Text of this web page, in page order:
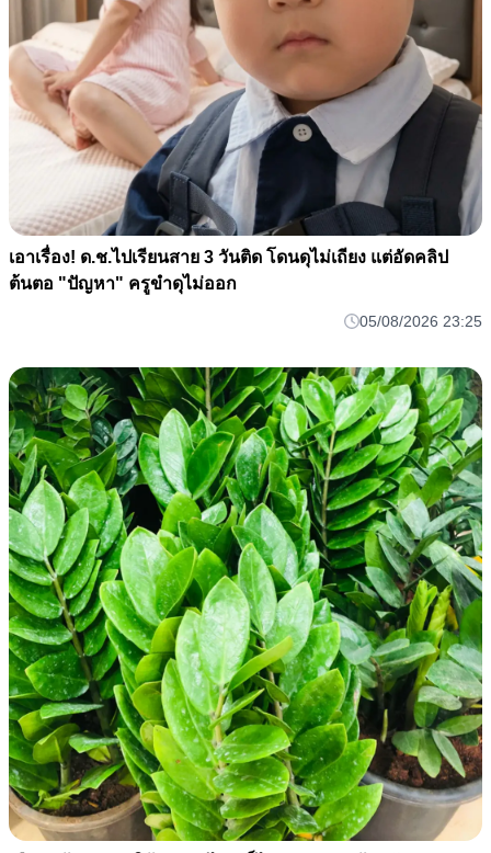
เอาเรื่อง! ด.ช.ไปเรียนสาย 3 วันติด โดนดุไม่เถียง แต่อัดคลิป
ต้นตอ "ปัญหา" ครูขำดุไม่ออก
05/08/2026 23:25